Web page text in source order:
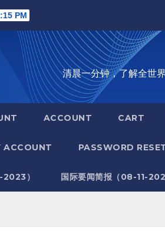
PM
清晨一分钟，了解全世
ACCOUNT CART
ACCOUNT PASSWORD
） 国际要闻简报（08-11-